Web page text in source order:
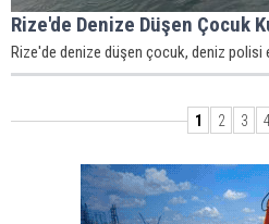
Rize'de Denize Düşen Çocuk
Rize'de denize düşen çocuk, deniz polisi
1 2 3 4